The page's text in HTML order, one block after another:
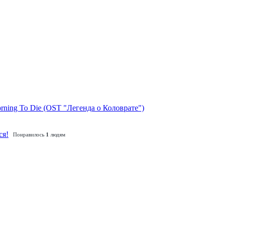
To Die (OST "Легенда о Коловрате")
Понравилось 1 людям